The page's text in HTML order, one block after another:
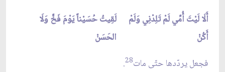
أَلَا لَيْتَ أُمِّي لَمْ تَلِدْنِي وَلَمْ
أَكُنْ
لَقِيتُ حُسَيْناً يَوْمَ فَخٍّ وَلَا
الحَسَنْ
فجعل يردّدها حتّى مات28
.